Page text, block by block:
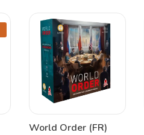
World Order (FR)